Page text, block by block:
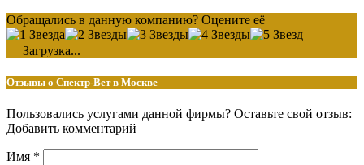
Обращались в данную компанию? Оцените её
Загрузка...
Отзывы о Спектр-Вет в Москве
Пользовались услугами данной фирмы? Оставьте свой отзыв:
Добавить комментарий
Имя *